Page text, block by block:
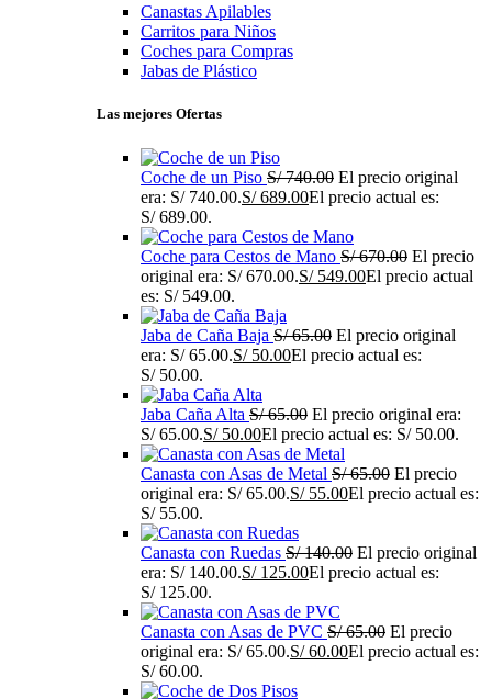
Canastas Apilables
Carritos para Niños
Coches para Compras
Jabas de Plástico
Las mejores Ofertas
Coche de un Piso S/740.00 El precio original
era: S/ 740.00.S/689.00El precio actual es:
S/ 689.00.
Coche para Cestos de Mano S/670.00 El precio
original era: S/ 670.00.S/549.00El precio actual
es: S/ 549.00.
Jaba de Caña Baja S/65.00 El precio original
era: S/ 65.00.S/50.00El precio actual es:
S/ 50.00.
Jaba Caña Alta S/65.00 El precio original era:
S/ 65.00.S/50.00El precio actual es: S/ 50.00.
Canasta con Asas de Metal S/65.00 El precio
original era: S/ 65.00.S/55.00El precio actual es:
S/ 55.00.
Canasta con Ruedas S/140.00 El precio original
era: S/ 140.00.S/125.00El precio actual es:
S/ 125.00.
Canasta con Asas de PVC S/65.00 El precio
original era: S/ 65.00.S/60.00El precio actual es:
S/ 60.00.